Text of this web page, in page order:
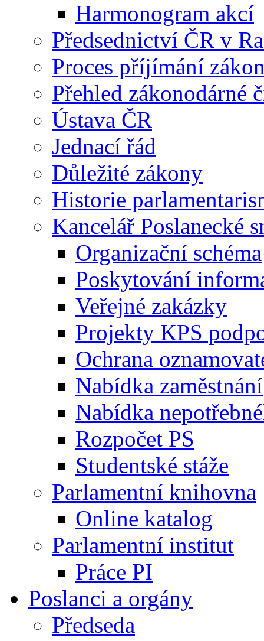
Harmonogram akcí
Předsednictví ČR v
Proces příjímání
Přehled zákonodárné
Ústava ČR
Jednací řád
Důležité zákony
Historie
Kancelář Poslanecké
Organizační schéma
Poskytování
Veřejné zakázky
Projekty KPS
Ochrana
Nabídka zaměstnání
Nabídka
Rozpočet PS
Studentské stáže
Parlamentní knihovna
Online katalog
Parlamentní institut
Práce PI
Poslanci a orgány
Předseda